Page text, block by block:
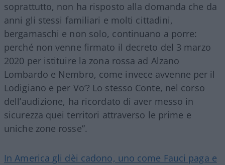
soprattutto, non ha risposto alla domanda che da
anni gli stessi familiari e molti cittadini,
bergamaschi e non solo, continuano a porre:
perché non venne firmato il decreto del 3 marzo
2020 per istituire la zona rossa ad Alzano
Lombardo e Nembro, come invece avvenne per il
Lodigiano e per Vo’? Lo stesso Conte, nel corso
dell’audizione, ha ricordato di aver messo in
sicurezza quei territori attraverso le prime e
uniche zone rosse”.
In America gli dèi cadono, uno come Fauci paga e